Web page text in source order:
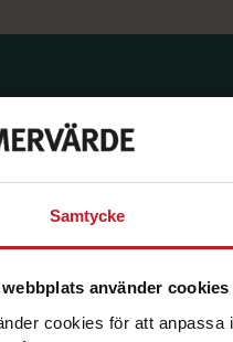
Samtycke
webbplats använder cookies
cookies för att anpassa
månad till din inkorg.